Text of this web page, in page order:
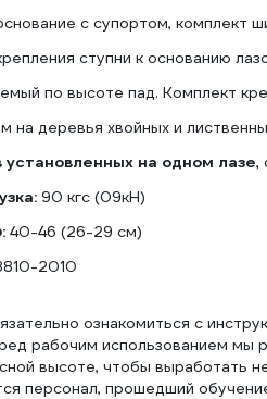
с супортом, комплект
ступни к основанию
по высоте пад. Комплект
на деревья хвойных и
на одном лазе,
90 кгс (09кН)
40-46 (26-29 см)
2010
ознакомиться с
рабочим использованием мы
высоте, чтобы выработать
персонал, прошедший